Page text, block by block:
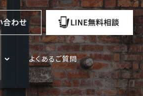
よくあるご質問